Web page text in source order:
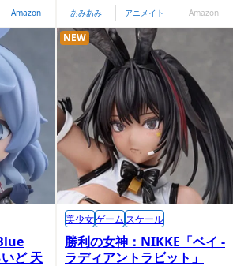
Amazon あみあみ アニメイト Amazon
ど 天
勝利の女神：NIKKE「ベイ -
ラディアントラビット」
NEW
美少女ゲーム スケール